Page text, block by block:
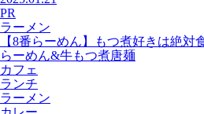
PR
ラーメン
【8番らーめん】もつ煮好きは絶
らーめん&牛もつ煮唐麺
カフェ
ランチ
ラーメン